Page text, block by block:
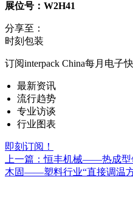
展位号：W2H41
分享至：
时刻包装
订阅interpack China每月电子
最新资讯
流行趋势
专业访谈
行业图表
即刻订阅！
上一篇：恒丰机械——热成
木固——塑料行业“直接调温